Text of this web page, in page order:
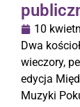
10
Dwa
wieczory,
edycja
Muzyki